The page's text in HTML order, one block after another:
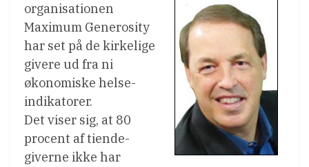
organisationen
Maximum Generosity
har set på de kirkelige
givere ud fra ni
økonomiske helse-
indikatorer.
Det viser sig, at 80
procent af tiende-
giverne ikke har